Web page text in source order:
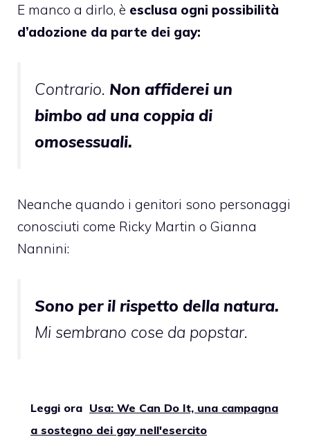
E manco a dirlo, è esclusa ogni possibilità
d’adozione da parte dei gay:
Contrario. Non affiderei un
bimbo ad una coppia di
omosessuali.
Neanche quando i genitori sono personaggi
conosciuti come Ricky Martin o Gianna
Nannini:
Sono per il rispetto della natura.
Mi sembrano cose da popstar.
Leggi ora Usa: We Can Do It, una campagna
a sostegno dei gay nell'esercito